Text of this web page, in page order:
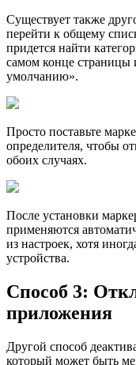
Существует также
перейти к общему
придется найти
самом конце
умолчанию».
Просто поставьте
определителя, чтобы
обоих случаях.
После установки
применяются
из настроек, хотя
устройства.
Способ 3:
приложения
Другой способ
который может быть